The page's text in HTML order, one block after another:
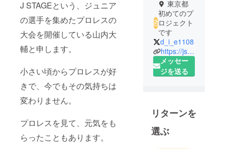
J STAGEという、ジュニア
の選手を集めたプロレスの
大会を開催している山内大
輔と申します。
小さい頃からプロレスが好
きで、今でもその気持ちは
変わりません。
プロレスを見て、元気をも
らったこともあります。
東京都
初めてのプ
ロジェクト
です
d_i_e1108
https://jstage0912.jimdo.com/
メッセー
ジを送る
リターンを
選ぶ